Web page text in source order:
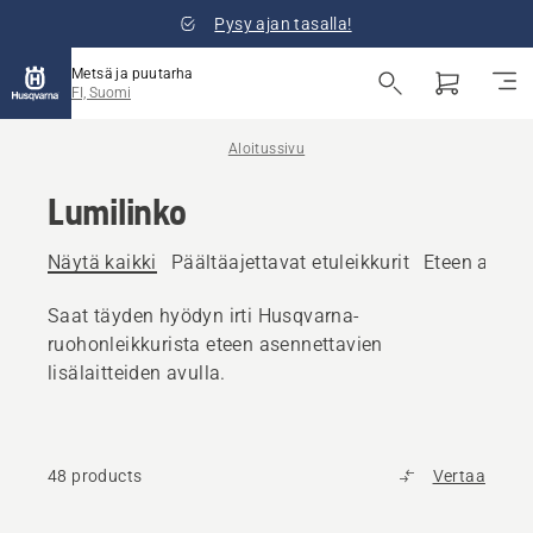
Pysy ajan tasalla!
Metsä ja puutarha
FI, Suomi
Aloitussivu
Lumilinko
Näytä kaikki Päältäajettavat etuleikkurit Eteen
Saat täyden hyödyn irti Husqvarna-
ruohonleikkurista eteen asennettavien
lisälaitteiden avulla.
48 products Vertaa